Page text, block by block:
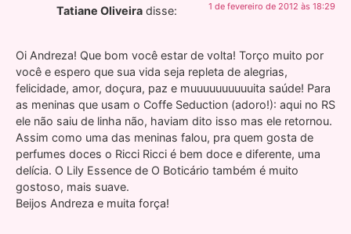
Tatiane Oliveira disse: 1 de fevereiro de 2012 às 18:29
Oi Andreza! Que bom você estar de volta! Torço muito por
você e espero que sua vida seja repleta de alegrias,
felicidade, amor, doçura, paz e muuuuuuuuuuita saúde! Para
as meninas que usam o Coffe Seduction (adoro!): aqui no RS
ele não saiu de linha não, haviam dito isso mas ele retornou.
Assim como uma das meninas falou, pra quem gosta de
perfumes doces o Ricci Ricci é bem doce e diferente, uma
delícia. O Lily Essence de O Boticário também é muito
gostoso, mais suave.
Beijos Andreza e muita força!